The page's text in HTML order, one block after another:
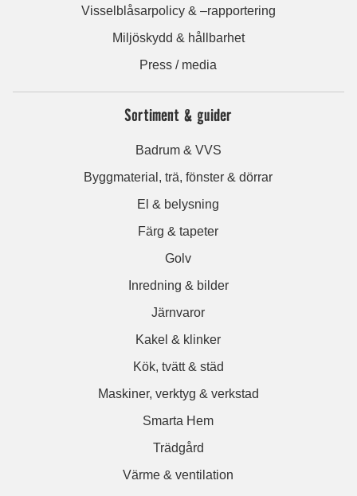
Visselblåsarpolicy & –rapportering
Miljöskydd & hållbarhet
Press / media
Sortiment & guider
Badrum & VVS
Byggmaterial, trä, fönster & dörrar
El & belysning
Färg & tapeter
Golv
Inredning & bilder
Järnvaror
Kakel & klinker
Kök, tvätt & städ
Maskiner, verktyg & verkstad
Smarta Hem
Trädgård
Värme & ventilation